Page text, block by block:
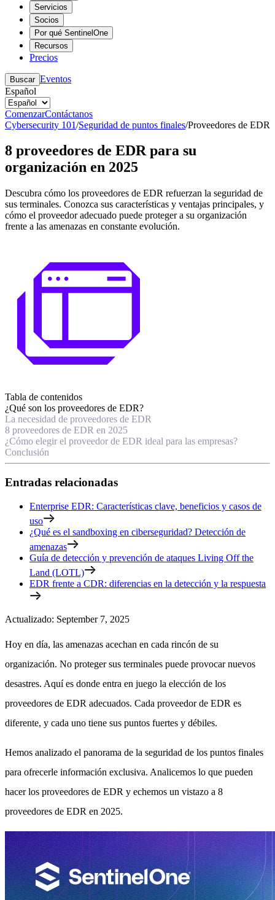
Servicios
Socios
Por qué SentinelOne
Recursos
Precios
Buscar Eventos
Español
ComenzarContáctanos
Cybersecurity 101/Seguridad de puntos finales/Proveedores de EDR
8 proveedores de EDR para su
organización en 2025
Descubra cómo los proveedores de EDR refuerzan la seguridad de
sus terminales. Conozca sus características y ventajas principales, y
cómo el proveedor adecuado puede proteger a su organización
frente a las amenazas en constante evolución.
Tabla de contenidos
¿Qué son los proveedores de EDR?
La necesidad de proveedores de EDR
8 proveedores de EDR en 2025
¿Cómo elegir el proveedor de EDR ideal para las empresas?
Conclusión
Entradas relacionadas
Enterprise EDR: Características clave, beneficios y casos de
uso
¿Qué es el sandboxing en ciberseguridad? Detección de
amenazas
Guía de detección y prevención de ataques Living Off the
Land (LOTL)
EDR frente a CDR: diferencias en la detección y la respuesta
Actualizado: September 7, 2025
Hoy en día, las amenazas acechan en cada rincón de su
organización. No proteger sus terminales puede provocar nuevos
desastres. Aquí es donde entra en juego la elección de los
proveedores de EDR adecuados. Cada proveedor de EDR es
diferente, y cada uno tiene sus puntos fuertes y débiles.
Hemos analizado el panorama de la seguridad de los puntos finales
para ofrecerle información exclusiva. Analicemos lo que pueden
hacer los proveedores de EDR y echemos un vistazo a 8
proveedores de EDR en 2025.